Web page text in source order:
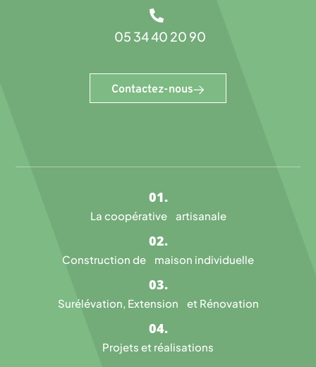
05 34 40 20 90
Contactez-nous
La coopérative artisanale
Construction de maison individuelle
Surélévation, Extension et Rénovation
Projets et réalisations